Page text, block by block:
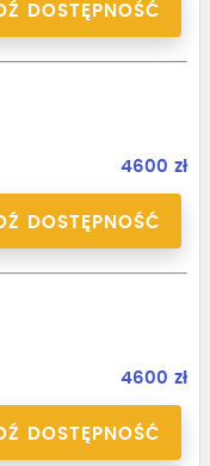
DOSTĘPNOŚĆ
4600 zł
DOSTĘPNOŚĆ
4600 zł
DOSTĘPNOŚĆ